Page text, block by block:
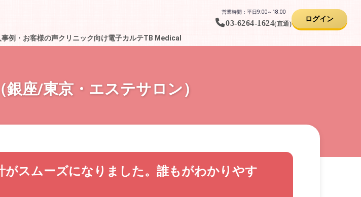
営業時間：平日9:00～18:00
03-6264-1624(直通)
ログイン
事例・お客様の声クリニック向け電子カルテTB Medical
座/東京・エステサロン）
スムーズになりました。誰もがわかりやす